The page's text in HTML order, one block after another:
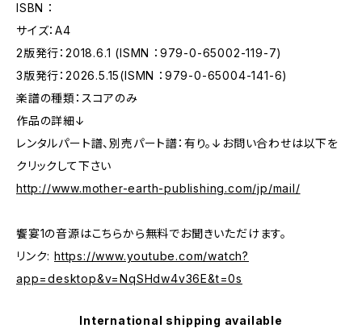
ISBN ：
サイズ：A4
2版発行：2018.6.1 (ISMN ：979-0-65002-119-7)
3版発行：2026.5.15(ISMN ：979-0-65004-141-6)
楽譜の種類：スコアのみ
作品の詳細↓
レンタルパート譜、別売パート譜：有り。↓お問い合わせは以下を
クリックして下さい
http://www.mother-earth-publishing.com/jp/mail/
饗宴1の音源はこちらから無料でお聞きいただけます。
リンク: https://www.youtube.com/watch?
app=desktop&v=NqSHdw4v36E&t=0s
International shipping available